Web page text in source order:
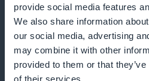
provide social media features
We also share information
our social media, advertising
may combine it with other
provided to them or that
of their services.
Lisää tarjousten
Integroi sovellukseesi
korostat tilauksiasi ja kiinnität
hyvinvoinnin parantamiseen